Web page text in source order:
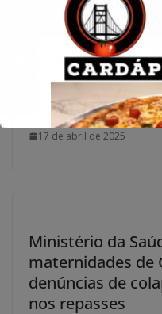
Derby do
Goiás e Vila
eletrizante na
17 de abril de 2025
Ministério da
maternidades de
denúncias de
nos repasses